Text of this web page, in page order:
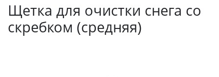
Щетка для очистки снега со
скребком (средняя)